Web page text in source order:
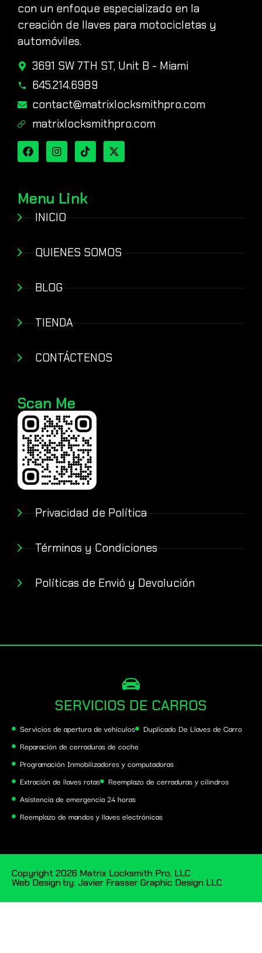
con un enfoque especializado en la
creación de llaves para motocicletas y
automóviles.
3691 SW 7TH ST, Unit B - Miami
645.214.6989
contact@matrixlocksmithpro.com
matrixlocksmithpro.com
Menu Link
INICIO
QUIENES SOMOS
BLOG
TIENDA
CONTÁCTENOS
Scan Me
Privacidad de Política
Términos y Condiciones
Políticas de Envió y Devolución
SERVICIOS DE CARROS
Servicios de apertura de vehículos
Duplicado De Llaves de Carro
Reparación de cerraduras de coche
Programación Inmobilizadores y computadoras
Extración de llaves rotas
Reemplazo de cerraduras y cilindros
Asistencia de emergencia 24 horas
Reemplazo de mandos y llaves electrónicas
Copyright 2026 Matrix Locksmith Pro, LLC
Web Design by: Javier Frasser Graphic Design LLC